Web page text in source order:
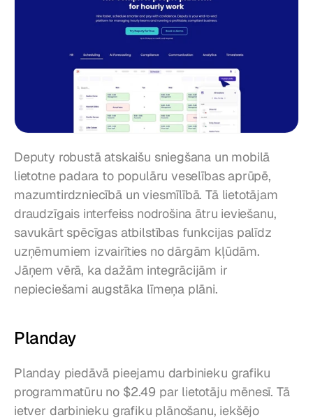
Deputy robustā atskaišu sniegšana un mobilā
lietotne padara to populāru veselības aprūpē,
mazumtirdzniecībā un viesmīlībā. Tā lietotājam
draudzīgais interfeiss nodrošina ātru ieviešanu,
savukārt spēcīgas atbilstības funkcijas palīdz
uzņēmumiem izvairīties no dārgām kļūdām.
Jāņem vērā, ka dažām integrācijām ir
nepieciešami augstāka līmeņa plāni.
Planday
Planday piedāvā pieejamu darbinieku grafiku
programmatūru no $2.49 par lietotāju mēnesī. Tā
ietver darbinieku grafiku plānošanu, iekšējo